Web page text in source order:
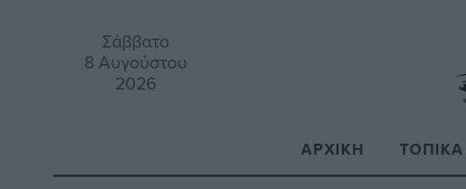
Σάββατο
8 Αυγούστου
2026
ΑΡΧΙΚΉ ΤΟΠΙΚΆ